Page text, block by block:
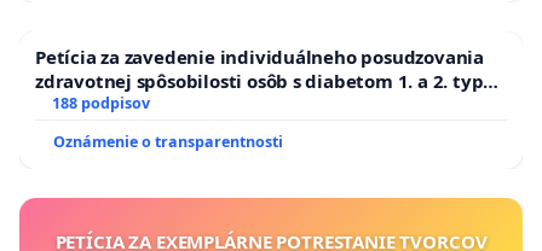
Petícia za zavedenie individuálneho posudzovania
zdravotnej spôsobilosti osôb s diabetom 1. a 2. typu
pri prijímaní do Policajného zboru SR
188 podpisov
Oznámenie o transparentnosti
PETÍCIA ZA EXEMPLÁRNE POTRESTANIE TVORCOV